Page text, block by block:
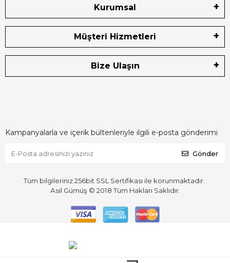
Kurumsal
Müşteri Hizmetleri
Bize Ulaşın
Kampanyalarla ve içerik bültenleriyle ilgili e-posta gönderimi
Gönder
Tüm bilgileriniz 256bit SSL Sertifikası ile korunmaktadır.
Asil Gümüş © 2018Tüm Hakları Saklıdır.